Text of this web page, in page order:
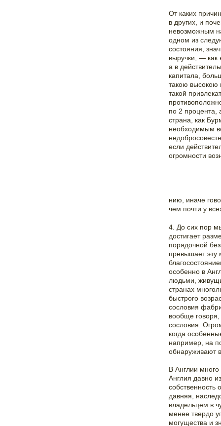
От каких
в других, и
невозможным
одном из
состояния,
выручки, — как
а в
капитала,
такою высокою
такой
по 2 процента,
страна, как
необходимым
если
огромности
нию, иначе
чем почти у
4. До сих пор
достигает
порядочной
превышает эту
особенно в
людьми,
странах
быстрого
сословия
вообще
сословия.
когда
например, на
обнаруживают
В Англии
Англия давно
собственность
давняя,
владельцем в
менее твердо
могущества и